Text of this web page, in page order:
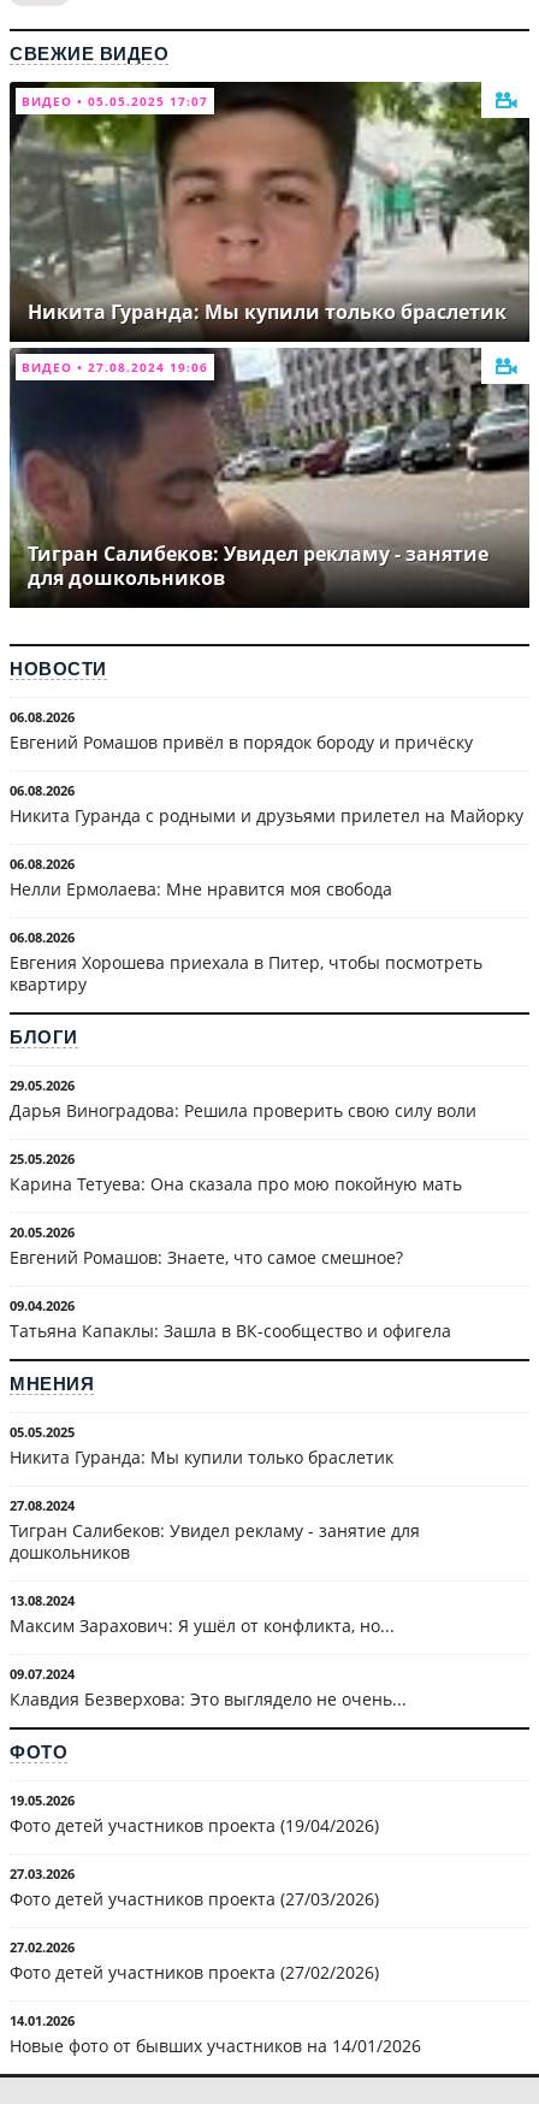
СВЕЖИЕ ВИДЕО
ВИДЕО • 05.05.2025 17:07
Никита Гуранда: Мы купили только браслетик
ВИДЕО • 27.08.2024 19:06
Тигран Салибеков: Увидел рекламу - занятие
для дошкольников
НОВОСТИ
06.08.2026
Евгений Ромашов привёл в порядок бороду и причёску
06.08.2026
Никита Гуранда с родными и друзьями прилетел на Майорку
06.08.2026
Нелли Ермолаева: Мне нравится моя свобода
06.08.2026
Евгения Хорошева приехала в Питер, чтобы посмотреть
квартиру
БЛОГИ
29.05.2026
Дарья Виноградова: Решила проверить свою силу воли
25.05.2026
Карина Тетуева: Она сказала про мою покойную мать
20.05.2026
Евгений Ромашов: Знаете, что самое смешное?
09.04.2026
Татьяна Капаклы: Зашла в ВК-сообщество и офигела
МНЕНИЯ
05.05.2025
Никита Гуранда: Мы купили только браслетик
27.08.2024
Тигран Салибеков: Увидел рекламу - занятие для
дошкольников
13.08.2024
Максим Зарахович: Я ушёл от конфликта, но...
09.07.2024
Клавдия Безверхова: Это выглядело не очень...
ФОТО
19.05.2026
Фото детей участников проекта (19/04/2026)
27.03.2026
Фото детей участников проекта (27/03/2026)
27.02.2026
Фото детей участников проекта (27/02/2026)
14.01.2026
Новые фото от бывших участников на 14/01/2026